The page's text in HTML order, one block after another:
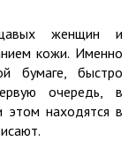
женщин и
кожи. Именно
бумаге, быстро
очередь, в
этом находятся в